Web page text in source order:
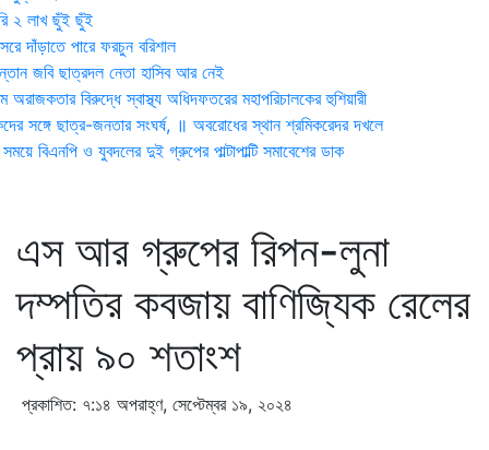
২ লাখ ছুঁই ছুঁই
দাঁড়াতে পারে ফরচুন বরিশাল
জবি ছাত্রদল নেতা হাসিব আর নেই
অরাজকতার বিরুদ্ধে স্বাস্থ্য অধিদফতরের মহাপরিচালকের হুশিয়ারী
সঙ্গে ছাত্র-জনতার সংঘর্ষ, ॥ অবরোধের স্থান শ্রমিকরেদর দখলে
বিএনপি ও যুবদলের দুই গ্রুপের পাল্টাপাল্টি সমাবেশের ডাক
এস আর গ্রুপের রিপন-লুনা
দম্পতির কবজায় বাণিজ্যিক রেলের
প্রায় ৯০ শতাংশ
প্রকাশিত: ৭:১৪ অপরাহ্ণ, সেপ্টেম্বর ১৯, ২০২৪